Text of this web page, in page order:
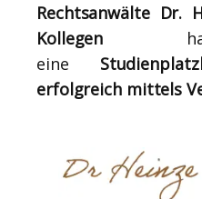
Rechtsanwälte Dr.
Kollegen
eine
erfolgreich mittels